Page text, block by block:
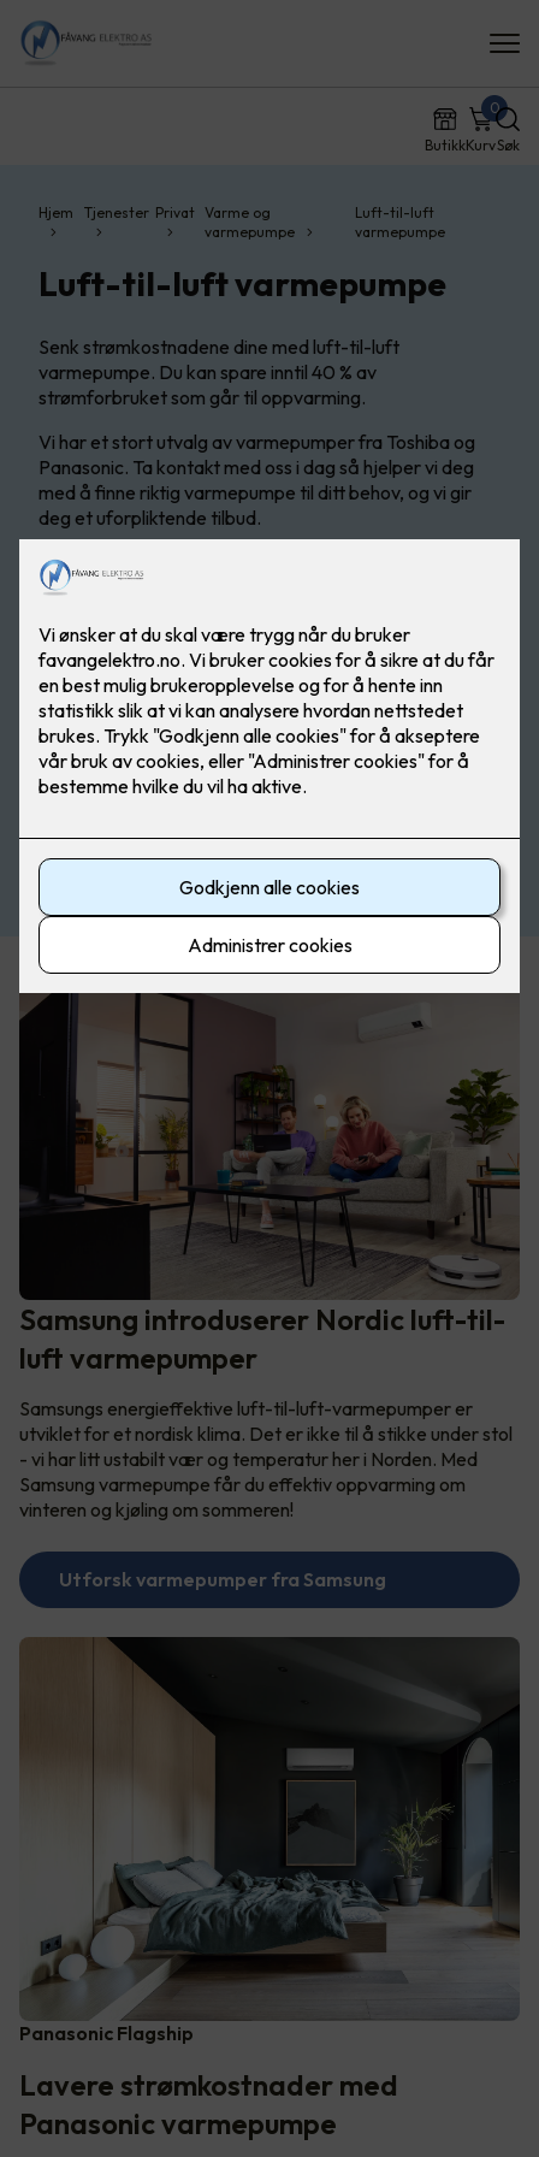
ButikkKurv
0
Søk
Hjem Tjenester Privat Varme og
varmepumpe
Luft-til-luft
varmepumpe
Luft-til-luft varmepumpe
Senk strømkostnadene dine med luft-til-luft
varmepumpe. Du kan spare inntil 40 % av
strømforbruket som går til oppvarming.
Vi har et stort utvalg av varmepumper fra Toshiba og
Panasonic. Ta kontakt med oss i dag så hjelper vi deg
med å finne riktig varmepumpe til ditt behov, og vi gir
deg et uforpliktende tilbud.
Samsung introduserer Nordic luft-til-
luft varmepumper
Samsungs energieffektive luft-til-luft-varmepumper er
utviklet for et nordisk klima. Det er ikke til å stikke under stol
- vi har litt ustabilt vær og temperatur her i Norden. Med
Samsung varmepumpe får du effektiv oppvarming om
vinteren og kjøling om sommeren!
Utforsk varmepumper fra Samsung
Panasonic Flagship
Lavere strømkostnader med
Panasonic varmepumpe